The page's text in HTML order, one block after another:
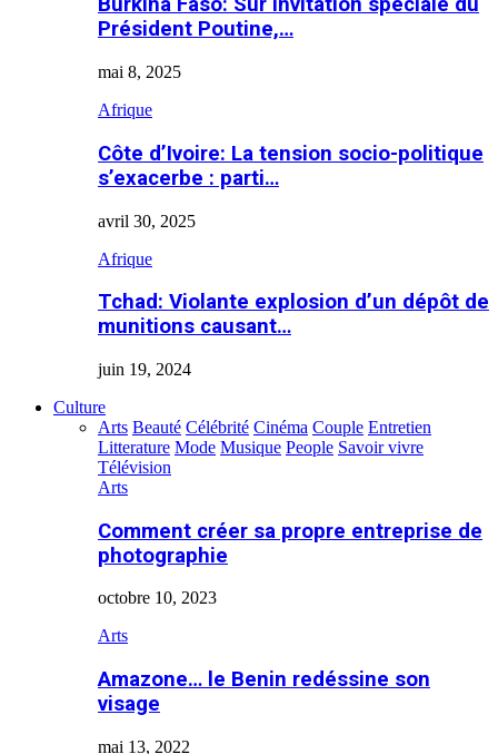
Président Poutine,…
mai 8, 2025
Afrique
Côte d’Ivoire: La tension socio-politique
s’exacerbe : parti…
avril 30, 2025
Afrique
Tchad: Violante explosion d’un dépôt de
munitions causant…
juin 19, 2024
Culture
Arts Beauté Célébrité Cinéma Couple Entretien
Litterature Mode Musique People Savoir vivre
Télévision
Arts
Comment créer sa propre entreprise de
photographie
octobre 10, 2023
Arts
Amazone… le Benin redéssine son
visage
mai 13, 2022